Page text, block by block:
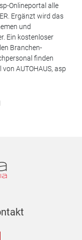
Onlineportal alle
Ergänzt wird das
und
Ein kostenloser
Branchen-
finden
AUTOHAUS, asp